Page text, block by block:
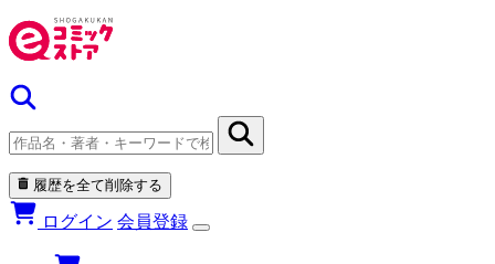
履歴を全て削除する
ログイン 会員登録